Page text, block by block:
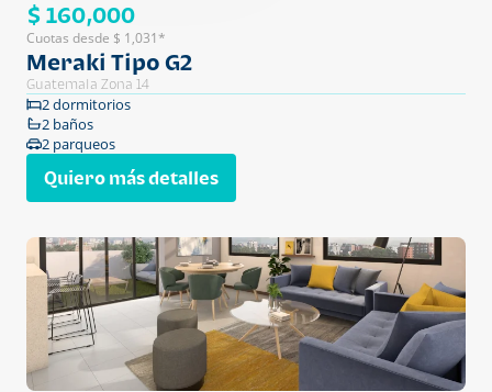
$ 160,000
Cuotas desde $ 1,031*
Meraki Tipo G2
Guatemala Zona 14
2 dormitorios
2 baños
2 parqueos
Quiero más detalles